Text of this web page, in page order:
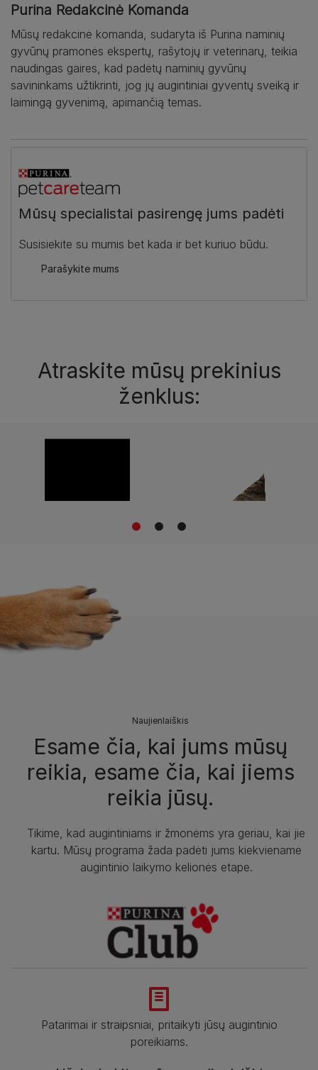
Purina Redakcinė Komanda
Mūsų redakcinė komanda, sudaryta iš Purina naminių
gyvūnų pramonės ekspertų, rašytojų ir veterinarų, teikia
naudingas gaires, kad padėtų naminių gyvūnų
savininkams užtikrinti, jog jų augintiniai gyventų sveiką ir
laimingą gyvenimą, apimančią temas.
Mūsų specialistai pasirengę jums padėti
Susisiekite su mumis bet kada ir bet kuriuo būdu.
Parašykite mums
Atraskite mūsų prekinius
ženklus:
1 2 3
Naujienlaiškis
Esame čia, kai jums mūsų
reikia, esame čia, kai jiems
reikia jūsų.
Tikime, kad augintiniams ir žmonėms yra geriau, kai jie
kartu. Mūsų programa žada padėti jums kiekviename
augintinio laikymo kelionės etape.
Patarimai ir straipsniai, pritaikyti jūsų augintinio
poreikiams.